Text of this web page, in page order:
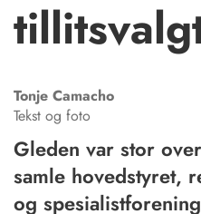
Tonje Camacho
Tekst og foto
Gleden var stor
samle hovedstyret,
og